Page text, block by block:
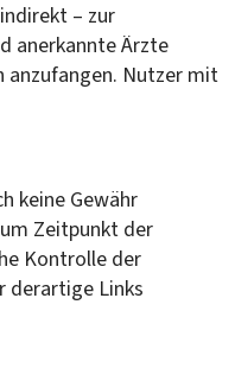
– zur
anerkannte Ärzte
anzufangen. Nutzer mit
keine Gewähr
Zeitpunkt der
Kontrolle der
derartige Links